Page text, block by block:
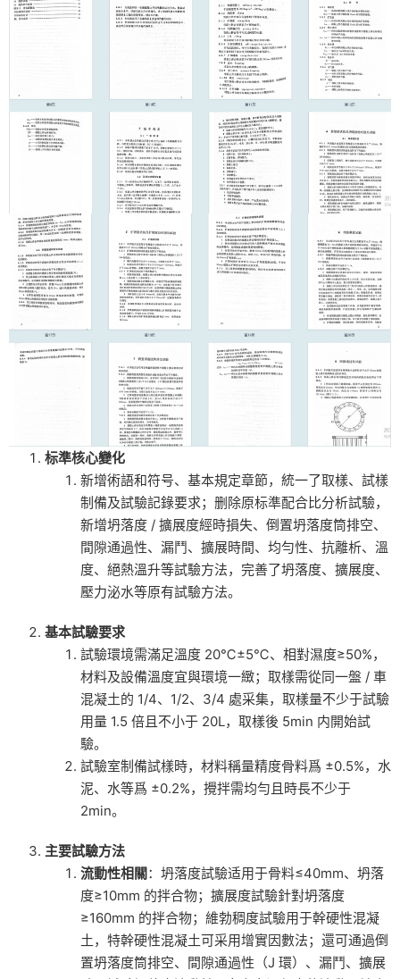
标準核心變化
新增術語和符号、基本規定章節，統一了取樣、試樣
制備及試驗記錄要求；删除原标準配合比分析試驗，
新增坍落度 / 擴展度經時損失、倒置坍落度筒排空、
間隙通過性、漏鬥、擴展時間、均勻性、抗離析、溫
度、絕熱溫升等試驗方法，完善了坍落度、擴展度、
壓力泌水等原有試驗方法。
基本試驗要求
試驗環境需滿足溫度 20℃±5℃、相對濕度≥50%，
材料及設備溫度宜與環境一緻；取樣需從同一盤 / 車
混凝土的 1/4、1/2、3/4 處采集，取樣量不少于試驗
用量 1.5 倍且不小于 20L，取樣後 5min 内開始試
驗。
試驗室制備試樣時，材料稱量精度骨料爲 ±0.5%，水
泥、水等爲 ±0.2%，攪拌需均勻且時長不少于
2min。
主要試驗方法
流動性相關 ：坍落度試驗适用于骨料≤40mm、坍落
度≥10mm 的拌合物；擴展度試驗針對坍落度
≥160mm 的拌合物；維勃稠度試驗用于幹硬性混凝
土，特幹硬性混凝土可采用增實因數法；還可通過倒
置坍落度筒排空、間隙通過性（J 環）、漏鬥、擴展